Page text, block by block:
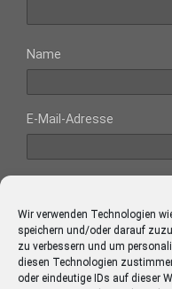
Wir verwenden Technologien
speichern und/oder darauf
zu verbessern und um
diesen Technologien
oder eindeutige IDs auf dieser
Name
E-Mail-Adresse